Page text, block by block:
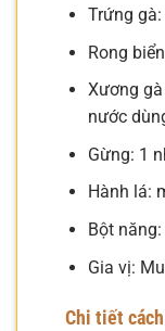
Trứng
Rong
Xương
nước
Gừng: 1
Hành lá:
Bột
Gia vị:
Chi tiết